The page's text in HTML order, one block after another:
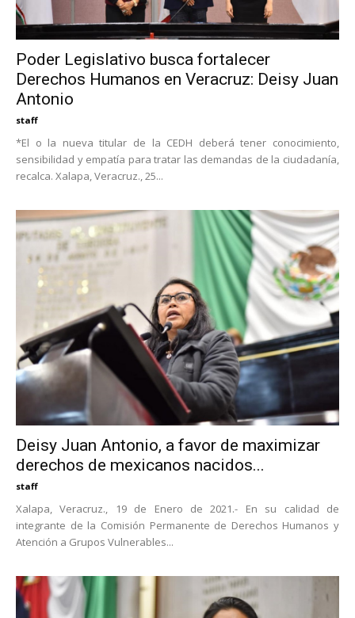
Poder Legislativo busca fortalecer
Derechos Humanos en Veracruz: Deisy Juan
Antonio
staff
*El o la nueva titular de la CEDH deberá tener conocimiento,
sensibilidad y empatía para tratar las demandas de la ciudadanía,
recalca. Xalapa, Veracruz., 25...
Deisy Juan Antonio, a favor de maximizar
derechos de mexicanos nacidos...
staff
Xalapa, Veracruz., 19 de Enero de 2021.- En su calidad de
integrante de la Comisión Permanente de Derechos Humanos y
Atención a Grupos Vulnerables...